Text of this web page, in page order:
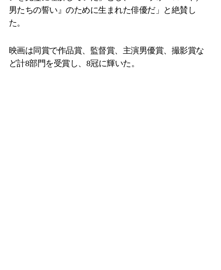
男たちの誓い』のために生まれた俳優だ」と絶賛し
た。
映画は同賞で作品賞、監督賞、主演男優賞、撮影賞な
ど計8部門を受賞し、8冠に輝いた。